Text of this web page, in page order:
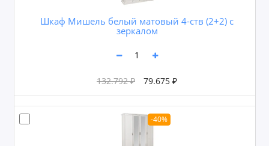
Шкаф Мишель белый матовый 4-ств (2+2) с
зеркалом
132.792 ₽ 79.675 ₽
-40%